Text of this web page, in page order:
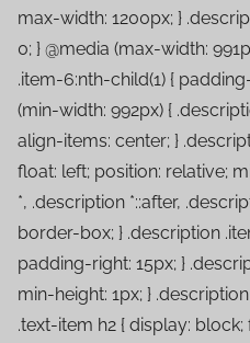
max-width: 1200px; }
0; } @media (max-width:
.item-6:nth-child(1) {
(min-width: 992px) {
align-items: center; }
float: left; position: relative;
*, .description *::after,
border-box; } .description
padding-right: 15px; }
min-height: 1px; }
.text-item h2 { display: block;